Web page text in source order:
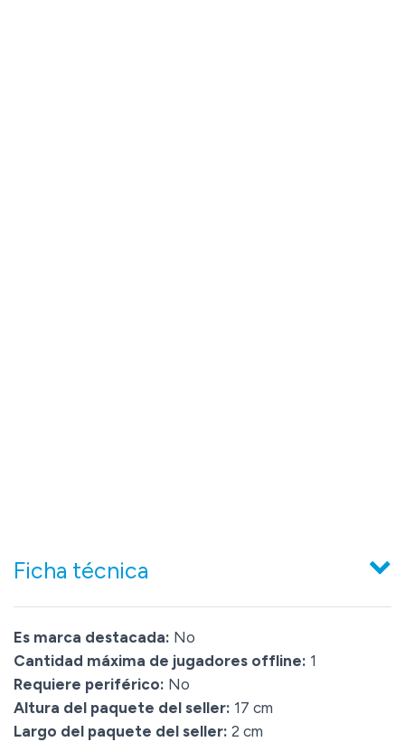
Ficha técnica
Es marca destacada: No
Cantidad máxima de jugadores offline: 1
Requiere periférico: No
Altura del paquete del seller: 17 cm
Largo del paquete del seller: 2 cm